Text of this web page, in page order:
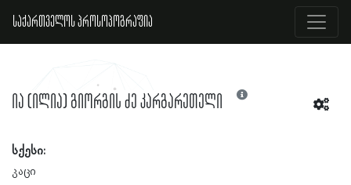
საქართველოს პროსოპოგრაფია
ია (ილია) გიორგის ძე კარგარეთელი
სქესი:
კაცი